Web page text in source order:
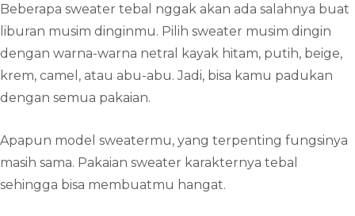
Beberapa sweater tebal nggak akan ada salahnya buat
liburan musim dinginmu. Pilih sweater musim dingin
dengan warna-warna netral kayak hitam, putih, beige,
krem, camel, atau abu-abu. Jadi, bisa kamu padukan
dengan semua pakaian.
Apapun model sweatermu, yang terpenting fungsinya
masih sama. Pakaian sweater karakternya tebal
sehingga bisa membuatmu hangat.